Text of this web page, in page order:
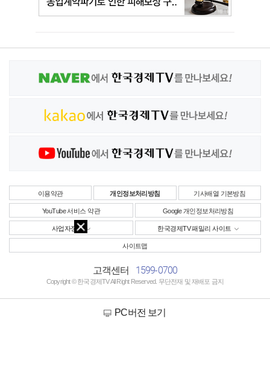
이용약관 개인정보처리방침 기사배열 기본방침
YouTube 서비스 약관 Google 개인정보처리방침
사업자정보 한국경제TV 패밀리 사이트
사이트맵
고객센터 1599-0700
Copyright © 한국경제TV All Right Reserved. 무단전재 및 재배포 금지
PC버전 보기